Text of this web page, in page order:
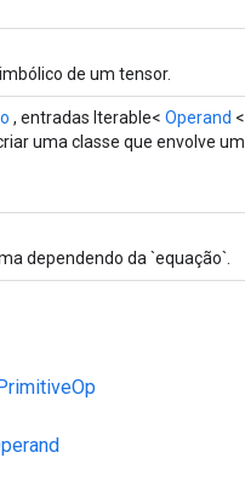
de um tensor.
, entradas Iterable< Operand
uma classe que envolve
dependendo da `equação`.